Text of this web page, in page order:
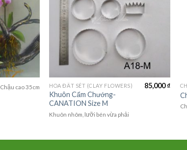
Chậu cao 35cm HOA ĐẤT SÉT (CLAY FLOWERS)
Khuôn Cẩm Chướng-
CANATION Size M
85,000₫
Khuôn nhôm, lưỡi bén vừa phải